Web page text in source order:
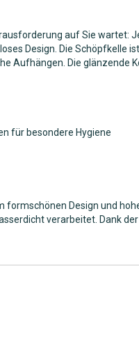
auf Sie
Design. Die Schöpfkelle
Aufhängen. Die glänzende
für besondere Hygiene
formschönen Design und
verarbeitet. Dank